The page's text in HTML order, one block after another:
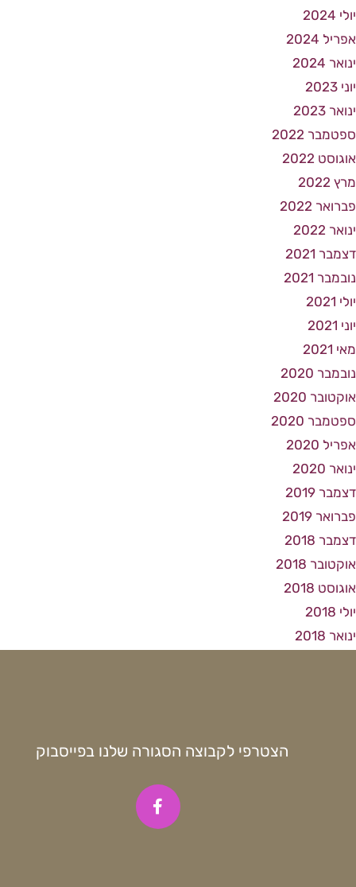
יולי 2024
אפריל 2024
ינואר 2024
יוני 2023
ינואר 2023
ספטמבר 2022
אוגוסט 2022
מרץ 2022
פברואר 2022
ינואר 2022
דצמבר 2021
נובמבר 2021
יולי 2021
יוני 2021
מאי 2021
נובמבר 2020
אוקטובר 2020
ספטמבר 2020
אפריל 2020
ינואר 2020
דצמבר 2019
פברואר 2019
דצמבר 2018
אוקטובר 2018
אוגוסט 2018
יולי 2018
ינואר 2018
הצטרפי לקבוצה הסגורה שלנו בפייסבוק